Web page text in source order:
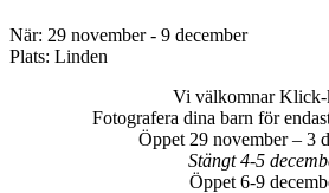
När: 29 november - 9 december
Plats: Linden
Vi välkomnar
Fotografera dina barn för
Öppet 29 november – 3
Stängt 4-5
Öppet 6-9